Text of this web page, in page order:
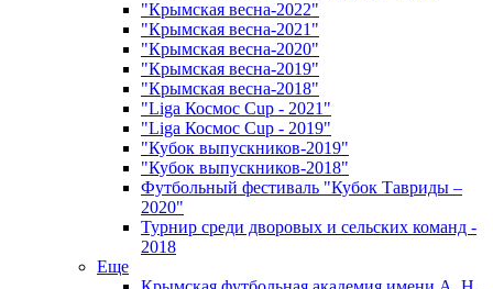
"Крымская весна-2022"
"Крымская весна-2021"
"Крымская весна-2020"
"Крымская весна-2019"
"Крымская весна-2018"
"Liga Космос Cup - 2021"
"Liga Космос Cup - 2019"
"Кубок выпускников-2019"
"Кубок выпускников-2018"
Футбольный фестиваль "Кубок Тавриды –
2020"
Турнир среди дворовых и сельских команд -
2018
Еще